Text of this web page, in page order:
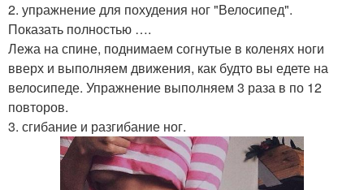
2. упражнение для похудения ног "Велосипед".
Показать полностью ….
Лежа на спине, поднимаем согнутые в коленях ноги
вверх и выполняем движения, как будто вы едете на
велосипеде. Упражнение выполняем 3 раза в по 12
повторов.
3. сгибание и разгибание ног.